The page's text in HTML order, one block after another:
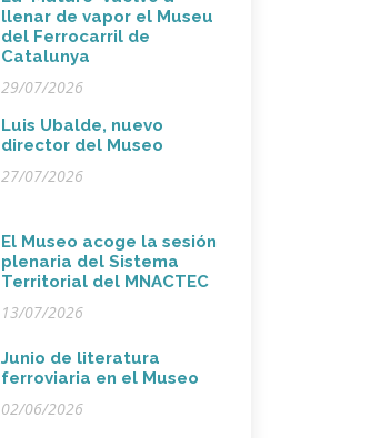
llenar de vapor el Museu
del Ferrocarril de
Catalunya
29/07/2026
Luis Ubalde, nuevo
director del Museo
27/07/2026
El Museo acoge la sesión
plenaria del Sistema
Territorial del MNACTEC
13/07/2026
Junio de literatura
ferroviaria en el Museo
02/06/2026